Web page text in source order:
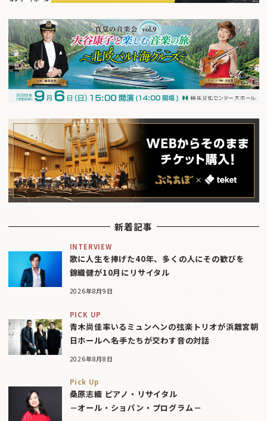
新着記事
INTERVIEW
歌に人生を捧げた40年、多くの人にその歓びを
錦織健が10月にリサイタル
2026年8月9日
PICK UP
青木尚佳率いるミュンヘンの弦楽トリオが浜離宮朝
日ホールへ――名手たちが交わす音の対話
2026年8月8日
Pick Up
桑原志織 ピアノ・リサイタル
－オール・ショパン・プログラム－